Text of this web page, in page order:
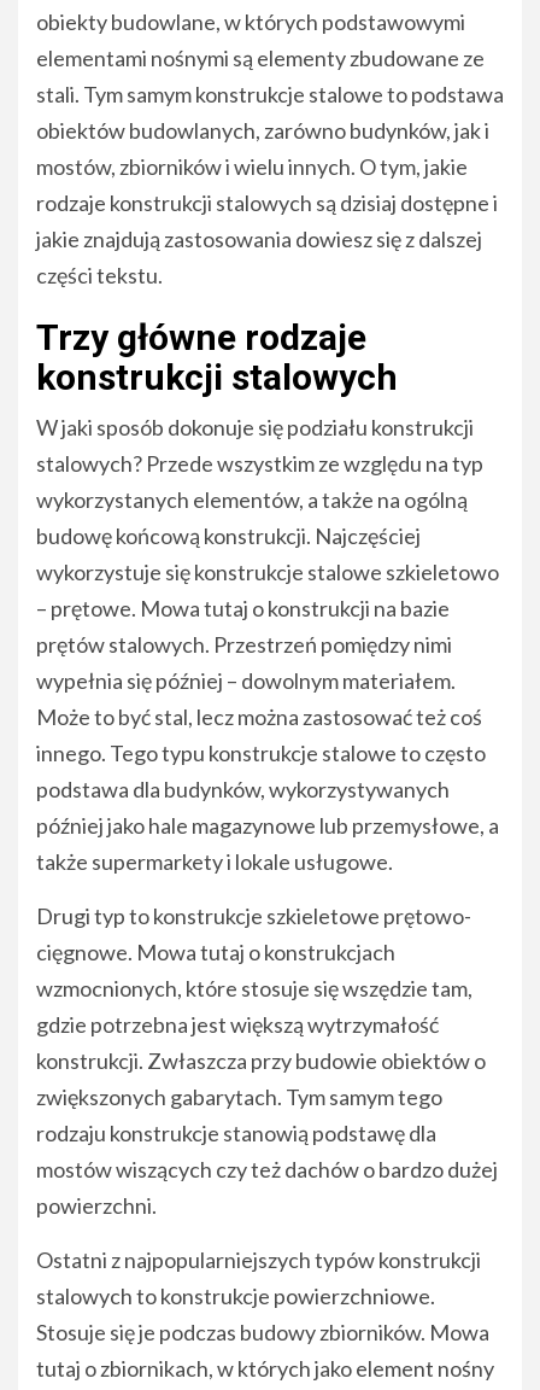
obiekty budowlane, w których podstawowymi
elementami nośnymi są elementy zbudowane ze
stali. Tym samym konstrukcje stalowe to podstawa
obiektów budowlanych, zarówno budynków, jak i
mostów, zbiorników i wielu innych. O tym, jakie
rodzaje konstrukcji stalowych są dzisiaj dostępne i
jakie znajdują zastosowania dowiesz się z dalszej
części tekstu.
Trzy główne rodzaje
konstrukcji stalowych
W jaki sposób dokonuje się podziału konstrukcji
stalowych? Przede wszystkim ze względu na typ
wykorzystanych elementów, a także na ogólną
budowę końcową konstrukcji. Najczęściej
wykorzystuje się konstrukcje stalowe szkieletowo
– prętowe. Mowa tutaj o konstrukcji na bazie
prętów stalowych. Przestrzeń pomiędzy nimi
wypełnia się później – dowolnym materiałem.
Może to być stal, lecz można zastosować też coś
innego. Tego typu konstrukcje stalowe to często
podstawa dla budynków, wykorzystywanych
później jako hale magazynowe lub przemysłowe, a
także supermarkety i lokale usługowe.
Drugi typ to konstrukcje szkieletowe prętowo-
cięgnowe. Mowa tutaj o konstrukcjach
wzmocnionych, które stosuje się wszędzie tam,
gdzie potrzebna jest większą wytrzymałość
konstrukcji. Zwłaszcza przy budowie obiektów o
zwiększonych gabarytach. Tym samym tego
rodzaju konstrukcje stanowią podstawę dla
mostów wiszących czy też dachów o bardzo dużej
powierzchni.
Ostatni z najpopularniejszych typów konstrukcji
stalowych to konstrukcje powierzchniowe.
Stosuje się je podczas budowy zbiorników. Mowa
tutaj o zbiornikach, w których jako element nośny